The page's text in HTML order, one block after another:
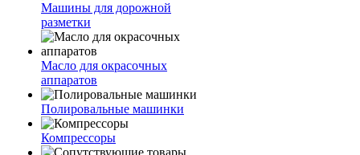
Машины для дорожной
разметки
Масло для окрасочных
аппаратов
Полировальные машинки
Компрессоры